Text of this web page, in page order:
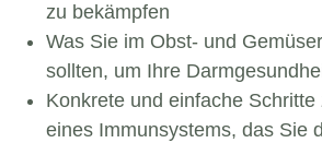
zu bekämpfen
Was Sie im Obst- und
sollten, um Ihre
Konkrete und einfache Schritte
eines Immunsystems, das Sie